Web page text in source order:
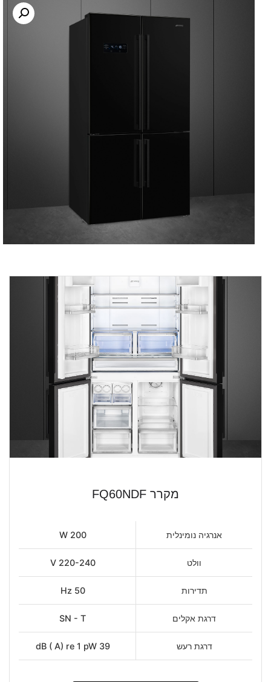
מקרר FQ60NDF
אנרגיה נומינלית 200 W
וולט 220-240 V
תדירות 50 Hz
דרגת אקלים SN - T
דרגת רעש 39 dB ( A) re 1 pW